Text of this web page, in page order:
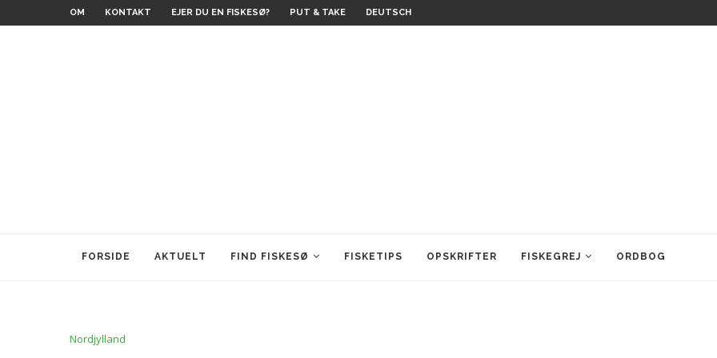
OM KONTAKT EJER DU EN FISKESØ? PUT & TAKE DEUTSCH
FORSIDE AKTUELT FIND FISKESØ FISKETIPS OPSKRIFTER FISKEGREJ ORDBOG
Nordjylland